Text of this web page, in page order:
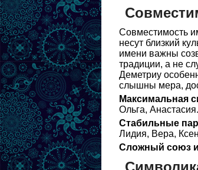
Совместимость
несут близкий
имени важны
традиции, а не
Деметриу
слышны мера,
Максимальная
Ольга, Анастасия.
Стабильные
Лидия, Вера,
Сложный союз